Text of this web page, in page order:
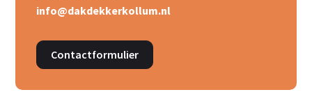
info@dakdekkerkollum.nl
Contactformulier